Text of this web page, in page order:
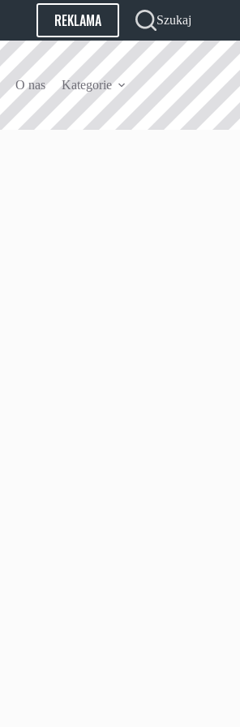
REKLAMA Szukaj
O nas Kategorie